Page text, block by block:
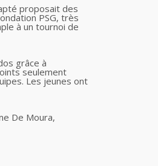
proposait des
PSG, très
à un tournoi de
grâce à
seulement
Les jeunes ont
De Moura,